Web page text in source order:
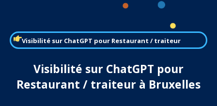
Visibilité sur ChatGPT pour Restaurant / traiteur
Visibilité sur ChatGPT pour
Restaurant / traiteur à Bruxelles